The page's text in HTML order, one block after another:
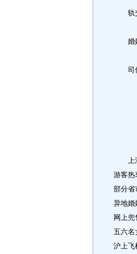
轨交
婚姻
司仪
上海
游客热
部分省
异地婚
网上
五六名
沪上飞